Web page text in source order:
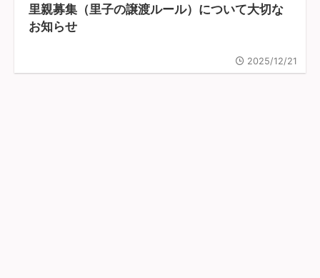
里親募集（里子の譲渡ルール）について大切な
お知らせ
2025/12/21